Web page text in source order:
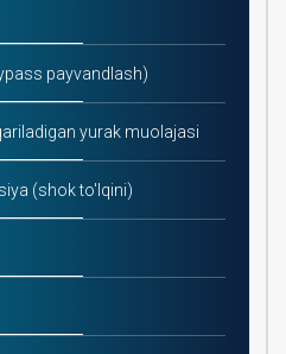
payvandlash)
yurak muolajasi
(shok to'lqini)